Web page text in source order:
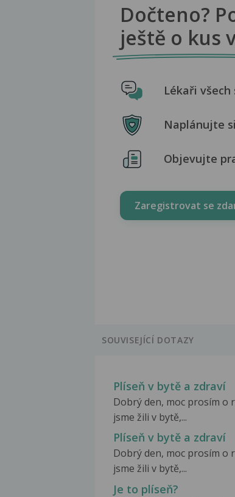
Dočteno?
ještě o kus
Lékaři
Naplánujte
Objevujte
Zaregistrovat se
SOUVISEJÍCÍ DOTAZY
Plíseň v bytě a zdraví
Dobrý den, moc prosím o
jsme žili v bytě,...
Plíseň v bytě a zdraví
Dobrý den, moc prosím o
jsme žili v bytě,...
Je to plíseň?